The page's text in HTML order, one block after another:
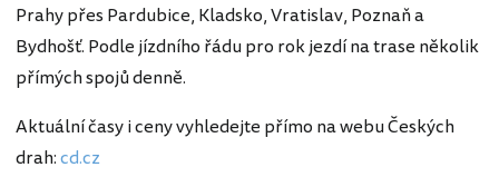
Prahy přes Pardubice, Kladsko, Vratislav, Poznaň a
Bydhošť. Podle jízdního řádu pro rok jezdí na trase několik
přímých spojů denně.
Aktuální časy i ceny vyhledejte přímo na webu Českých
drah:cd.cz